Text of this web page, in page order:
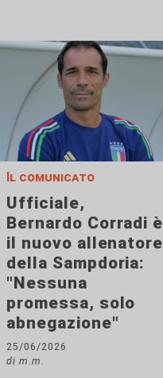
Il comunicato
Ufficiale,
Bernardo Corradi è
il nuovo allenatore
della Sampdoria:
"Nessuna
promessa, solo
abnegazione"
25/06/2026
di m.m.